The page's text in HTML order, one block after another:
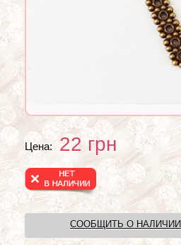
Цена: 22грн
СООБЩИТЬ О НАЛИЧИИ